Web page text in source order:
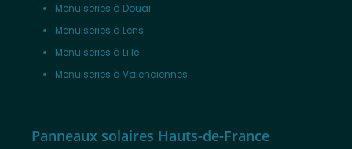
Menuiseries à Douai
Menuiseries à Lens
Menuiseries à Lille
Menuiseries à Valenciennes
Panneaux solaires Hauts-de-France